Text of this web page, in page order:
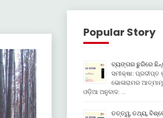
Popular Story
ବ୍ୟଙ୍ଗର ଛୁରିରେ
ସମୀକ୍ଷା:
ଭୋଳାରାମର
ଓଡ଼ିଆ ଅନୁବାଦ: …
ତତ୍ତ୍ୱ, ତଥ୍ୟ,